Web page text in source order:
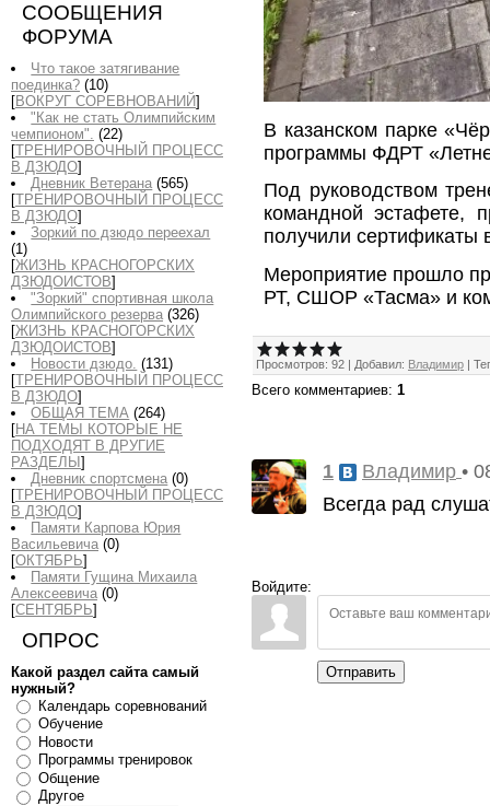
СООБЩЕНИЯ
ФОРУМА
Что такое затягивание
поединка? (10)
[ВОКРУГ СОРЕВНОВАНИЙ]
"Как не стать Олимпийским
чемпионом". (22)
[ТРЕНИРОВОЧНЫЙ ПРОЦЕСС
В ДЗЮДО]
Дневник Ветерана (565)
[ТРЕНИРОВОЧНЫЙ ПРОЦЕСС
В ДЗЮДО]
Зоркий по дзюдо переехал
(1)
[ЖИЗНЬ КРАСНОГОРСКИХ
ДЗЮДОИСТОВ]
"Зоркий" спортивная школа
Олимпийского резерва (326)
[ЖИЗНЬ КРАСНОГОРСКИХ
ДЗЮДОИСТОВ]
Новости дзюдо. (131)
[ТРЕНИРОВОЧНЫЙ ПРОЦЕСС
В ДЗЮДО]
ОБЩАЯ ТЕМА (264)
[НА ТЕМЫ КОТОРЫЕ НЕ
ПОДХОДЯТ В ДРУГИЕ
РАЗДЕЛЫ ]
Дневник спортсмена (0)
[ТРЕНИРОВОЧНЫЙ ПРОЦЕСС
В ДЗЮДО]
Памяти Карпова Юрия
Васильевича (0)
[ОКТЯБРЬ]
Памяти Гущина Михаила
Алексеевича (0)
[СЕНТЯБРЬ]
ОПРОС
Какой раздел сайта самый
нужный?
Календарь соревнований
Обучение
Новости
Программы тренировок
Общение
Другое
В казанском парке
программы ФДРТ
Под руководством
командной эстафете,
получили сертификаты
Мероприятие прошло
РТ, СШОР «Тасма» и
Просмотров: 92 Добавил: Владимир
Всего комментариев: 1
1 Владимир •
Всегда рад
Войдите:
Отправить